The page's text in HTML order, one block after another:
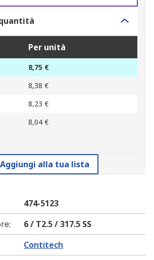
Per unità
8,75 €
8,38 €
8,23 €
8,04 €
Aggiungi alla tua lista
474-5123
:
6 / T2.5 / 317.5 SS
Contitech